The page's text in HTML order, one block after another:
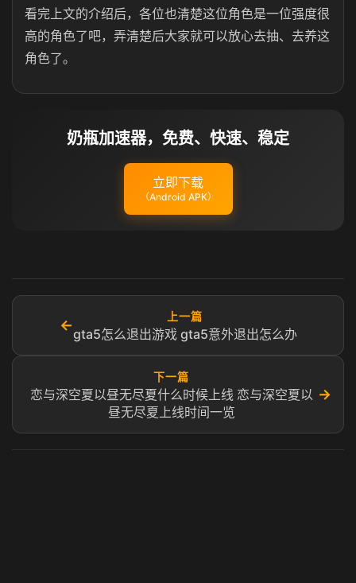
看完上文的介绍后，各位也清楚这位角色是一位强度很
高的角色了吧，弄清楚后大家就可以放心去抽、去养这
角色了。
奶瓶加速器，免费、快速、稳定
立即下载
（Android APK）
←
上一篇
gta5怎么退出游戏 gta5意外退出怎么办
下一篇
恋与深空夏以昼无尽夏什么时候上线 恋与深空夏以
昼无尽夏上线时间一览
→